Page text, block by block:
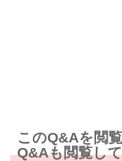
このQ&Aを閲
Q&Aも閲覧し